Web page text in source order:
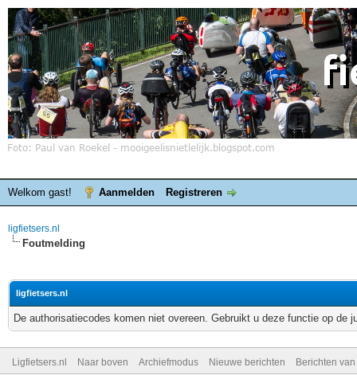
Welkom gast! Aanmelden Registreren
ligfietsers.nl
Foutmelding
ligfietsers.nl
De authorisatiecodes komen niet overeen. Gebruikt u deze functie op de
Ligfietsers.nl Naar boven Archiefmodus Nieuwe berichten Berichten